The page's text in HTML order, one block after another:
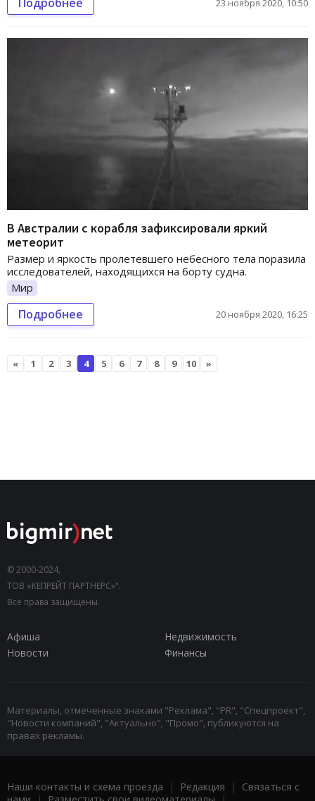
23 ноября 2020, 10:50
В Австралии с корабля зафиксировали яркий
метеорит
Размер и яркость пролетевшего небесного тела поразила
исследователей, находящихся на борту судна.
Мир
Подробнее 20 ноября 2020, 16:25
« 1 2 3 4 5 6 7 8 9 10 »
© 2000-2024,
ТОВ «КЕПРЕЙТ ПАРТНЕРС»".
Все права защищены.
Афиша
Недвижимость
Новости
Финансы
Материалы, отмеченные знаками "Реклама", "PR", "Спецпроект",
"Новости компаний", "Актуально", "Промо", публикуются на
правах рекламы.
Наши контакты и схема проезда | Редакция | Связаться с